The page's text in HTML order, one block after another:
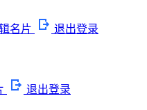
名片 退出登录
退出登录